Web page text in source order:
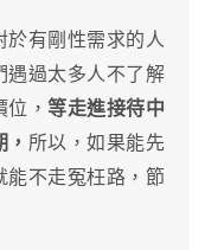
有剛性需求的人
遇過太多人不了解
位，等走進接待中
所以，如果能先
不走冤枉路，節